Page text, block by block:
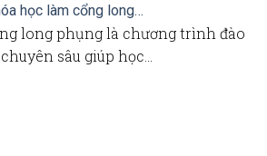
học làm cổng long…
long phụng là chương trình đào
sâu giúp học…